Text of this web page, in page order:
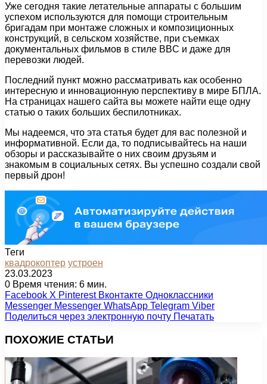
Уже сегодня такие летательные аппараты с большим
успехом используются для помощи строительным
бригадам при монтаже сложных и композиционных
конструкций, в сельском хозяйстве, при съемках
документальных фильмов в стиле BBC и даже для
перевозки людей.
Последний пункт можно рассматривать как особенно
интересную и инновационную перспективу в мире БПЛА.
На страницах нашего сайта вы можете найти еще одну
статью о таких больших беспилотниках.
Мы надеемся, что эта статья будет для вас полезной и
информативной. Если да, то подписывайтесь на наши
обзоры и рассказывайте о них своим друзьям и
знакомым в социальных сетях. Вы успешно создали свой
первый дрон!
Теги
квадрокоптер устроен
23.03.2023
0 Время чтения: 6 мин.
Facebook X Pinterest Вконтакте Одноклассники
Messenger Messenger WhatsApp Telegram Viber
Поделиться через электронную почту Печатать
ПОХОЖИЕ СТАТЬИ